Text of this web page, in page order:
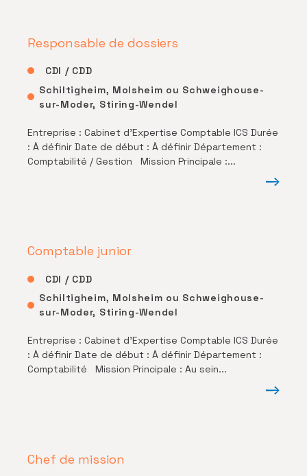
Responsable de dossiers
CDI / CDD
Schiltigheim, Molsheim ou Schweighouse-
sur-Moder, Stiring-Wendel
Entreprise : Cabinet d’Expertise Comptable ICS Durée
: À définir Date de début : À définir Département :
Comptabilité / Gestion Mission Principale :...
Comptable junior
CDI / CDD
Schiltigheim, Molsheim ou Schweighouse-
sur-Moder, Stiring-Wendel
Entreprise : Cabinet d’Expertise Comptable ICS Durée
: À définir Date de début : À définir Département :
Comptabilité Mission Principale : Au sein...
Chef de mission